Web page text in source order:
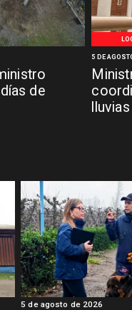
de
lluvias
5 DE
5 de agosto de 2026